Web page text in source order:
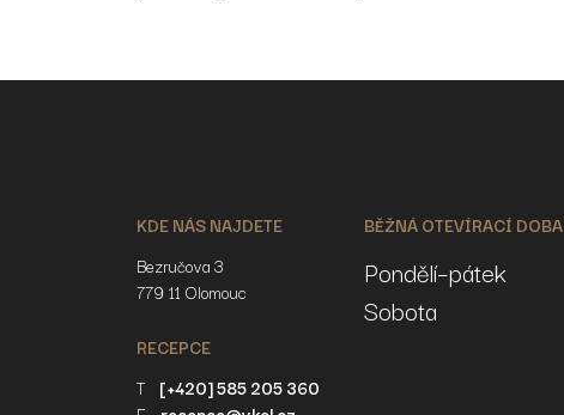
KDE NÁS NAJDETE
Bezručova 3
779 11 Olomouc
RECEPCE
T [+420] 585 205 360
BĚŽNÁ OTEVÍRACÍ DOBA
Pondělí–pátek
Sobota